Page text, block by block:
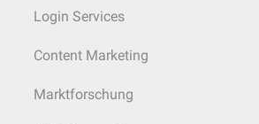
Login Services
Content Marketing
Marktforschung